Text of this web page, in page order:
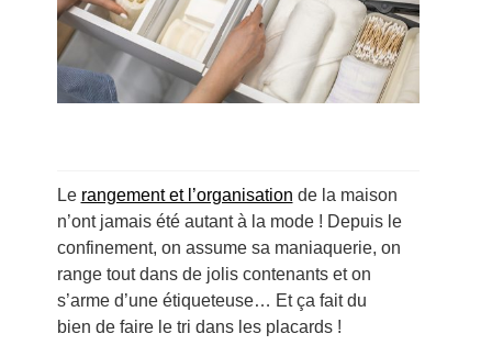
Le rangement et l’organisation de la maison
n’ont jamais été autant à la mode ! Depuis le
confinement, on assume sa maniaquerie, on
range tout dans de jolis contenants et on
s’arme d’une étiqueteuse… Et ça fait du
bien de faire le tri dans les placards !